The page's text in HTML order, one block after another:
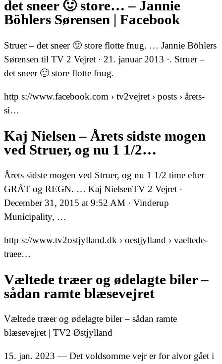
det sneer 🙂 store… – Jannie
Böhlers Sørensen | Facebook
Struer – det sneer 🙂 store flotte fnug. … ‎Jannie Böhlers
Sørensen‎ til TV 2 Vejret · 21. januar 2013 ·. Struer –
det sneer 🙂 store flotte fnug.
http s://www.facebook.com › tv2vejret › posts › årets-
si…
Kaj Nielsen – Årets sidste mogen
ved Struer, og nu 1 1/2…
Årets sidste mogen ved Struer, og nu 1 1/2 time efter
GRÅT og REGN. … Kaj Nielsen‎TV 2 Vejret ·
December 31, 2015 at 9:52 AM · Vinderup
Municipality, …
http s://www.tv2ostjylland.dk › oestjylland › vaeltede-
traee…
Væltede træer og ødelagte biler –
sådan ramte blæsevejret
Væltede træer og ødelagte biler – sådan ramte
blæsevejret | TV2 Østjylland
15. jan. 2023 — Det voldsomme vejr er for alvor gået i